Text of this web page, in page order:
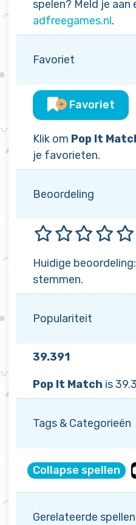
spelen? Meld je aan
adfreegames.nl.
Favoriet
Favoriet
Klik om Pop It
je favorieten.
Beoordeling
Huidige beoordeling:
stemmen.
Populariteit
39.391
Pop It Match is
Tags & Categorieën
Collapse spellen
Gerelateerde spellen